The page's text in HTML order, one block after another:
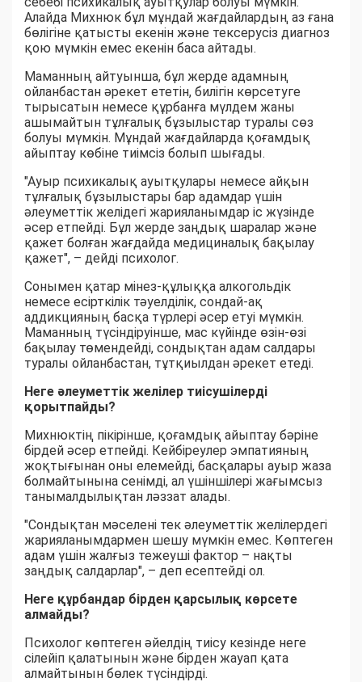
Алайда Михнюк бұл мұндай жағдайлардың аз ғана
бөлігіне қатысты екенін және тексерусіз диагноз
қою мүмкін емес екенін баса айтады.
Маманның айтуынша, бұл жерде адамның
ойланбастан әрекет ететін, билігін көрсетуге
тырысатын немесе құрбанға мүлдем жаны
ашымайтын тұлғалық бұзылыстар туралы сөз
болуы мүмкін. Мұндай жағдайларда қоғамдық
айыптау көбіне тиімсіз болып шығады.
"Ауыр психикалық ауытқулары немесе айқын
тұлғалық бұзылыстары бар адамдар үшін
әлеуметтік желідегі жарияланымдар іс жүзінде
әсер етпейді. Бұл жерде заңдық шаралар және
қажет болған жағдайда медициналық бақылау
қажет", – дейді психолог.
Сонымен қатар мінез-құлыққа алкогольдік
немесе есірткілік тәуелділік, сондай-ақ
аддикцияның басқа түрлері әсер етуі мүмкін.
Маманның түсіндіруінше, мас күйінде өзін-өзі
бақылау төмендейді, сондықтан адам салдары
туралы ойланбастан, тұтқиылдан әрекет етеді.
Неге әлеуметтік желілер тиісушілерді
қорытпайды?
Михнюктің пікірінше, қоғамдық айыптау бәріне
бірдей әсер етпейді. Кейбіреулер эмпатияның
жоқтығынан оны елемейді, басқалары ауыр жаза
болмайтынына сенімді, ал үшіншілері жағымсыз
танымалдылықтан ләззат алады.
"Сондықтан мәселені тек әлеуметтік желілердегі
жарияланымдармен шешу мүмкін емес. Көптеген
адам үшін жалғыз тежеуші фактор – нақты
заңдық салдарлар", – деп есептейді ол.
Неге құрбандар бірден қарсылық көрсете
алмайды?
Психолог көптеген әйелдің тиісу кезінде неге
сілейіп қалатынын және бірден жауап қата
алмайтынын бөлек түсіндірді.